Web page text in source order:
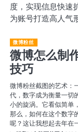
度，实现信息快速
为账号打造高人气
微博粉丝
微博怎么制
技巧
微博粉丝截图的艺术：
代，数字成为衡量一切
小的旋涡。它看似简单
那么，如何在这个数字
呢？这让我想起去年在